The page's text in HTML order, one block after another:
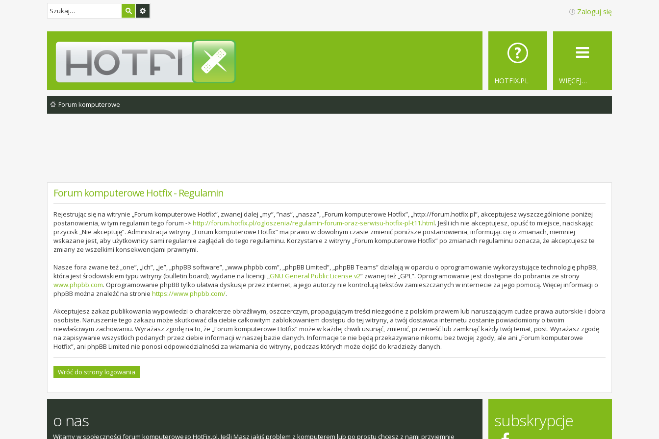
Zaloguj się
WIĘCEJ…
HOTFIX.PL
Forum komputerowe
Forum komputerowe Hotfix - Regulamin
Rejestrując się na witrynie „Forum komputerowe Hotfix”, zwanej dalej „my”, ”nas”, „nasza”, „Forum komputerowe Hotfix”, „http://forum.hotfix.pl”, akceptujesz wyszczególnione poniżej
postanowienia, w tym regulamin tego forum -> http://forum.hotfix.pl/ogloszenia/regulamin-forum-oraz-serwisu-hotfix-pl-t11.html. Jeśli ich nie akceptujesz, opuść to miejsce, naciskając
przycisk „Nie akceptuję”. Administracja witryny „Forum komputerowe Hotfix” ma prawo w dowolnym czasie zmienić poniższe postanowienia, informując cię o zmianach, niemniej
wskazane jest, aby użytkownicy sami regularnie zaglądali do tego regulaminu. Korzystanie z witryny „Forum komputerowe Hotfix” po zmianach regulaminu oznacza, że akceptujesz te
zmiany ze wszelkimi konsekwencjami prawnymi.
Nasze fora zwane też „one”, „ich”, „je”, „phpBB software”, „www.phpbb.com”, „phpBB Limited”, „phpBB Teams” działają w oparciu o oprogramowanie wykorzystujące technologię phpBB,
która jest środowiskiem typu witryny (bulletin board), wydane na licencji „GNU General Public License v2” zwanej też „GPL”. Oprogramowanie jest dostępne do pobrania ze strony
www.phpbb.com. Oprogramowanie phpBB tylko ułatwia dyskusje przez internet, a jego autorzy nie kontrolują tekstów zamieszczanych w internecie za jego pomocą. Więcej informacji o
phpBB można znaleźć na stronie https://www.phpbb.com/.
Akceptujesz zakaz publikowania wypowiedzi o charakterze obraźliwym, oszczerczym, propagującym treści niezgodne z polskim prawem lub naruszającym cudze prawa autorskie i dobra
osobiste. Naruszenie tego zakazu może skutkować dla ciebie całkowitym zablokowaniem dostępu do tej witryny, a twój dostawca internetu zostanie powiadomiony o twoim
niewłaściwym zachowaniu. Wyrażasz zgodę na to, że „Forum komputerowe Hotfix” może w każdej chwili usunąć, zmienić, przenieść lub zamknąć każdy twój temat, post. Wyrażasz zgodę
na zapisywanie wszystkich podanych przez ciebie informacji w naszej bazie danych. Informacje te nie będą przekazywane nikomu bez twojej zgody, ale ani „Forum komputerowe
Hotfix”, ani phpBB Limited nie ponosi odpowiedzialności za włamania do witryny, podczas których może dojść do kradzieży danych.
Wróć do strony logowania
o nas
Witamy w społeczności forum komputerowego HotFix.pl. Jeśli Masz jakiś problem z komputerem lub po prostu chcesz z nami przyjemnie
subskrypcje